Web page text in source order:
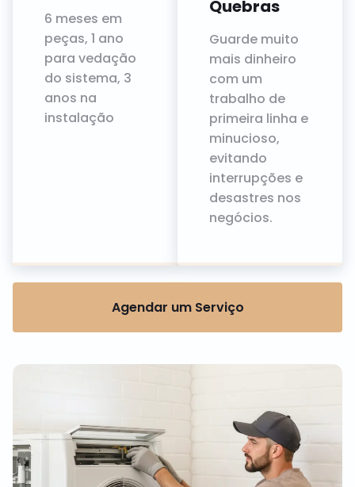
6 meses em
peças, 1 ano
para vedação
do sistema, 3
anos na
instalação
Quebras
Guarde muito
mais dinheiro
com um
trabalho de
primeira linha e
minucioso,
evitando
interrupções e
desastres nos
negócios.
Agendar um Serviço